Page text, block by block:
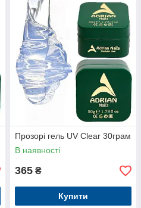
Прозорі гель UV Clear 30грам
В наявності
365 ₴
Купити